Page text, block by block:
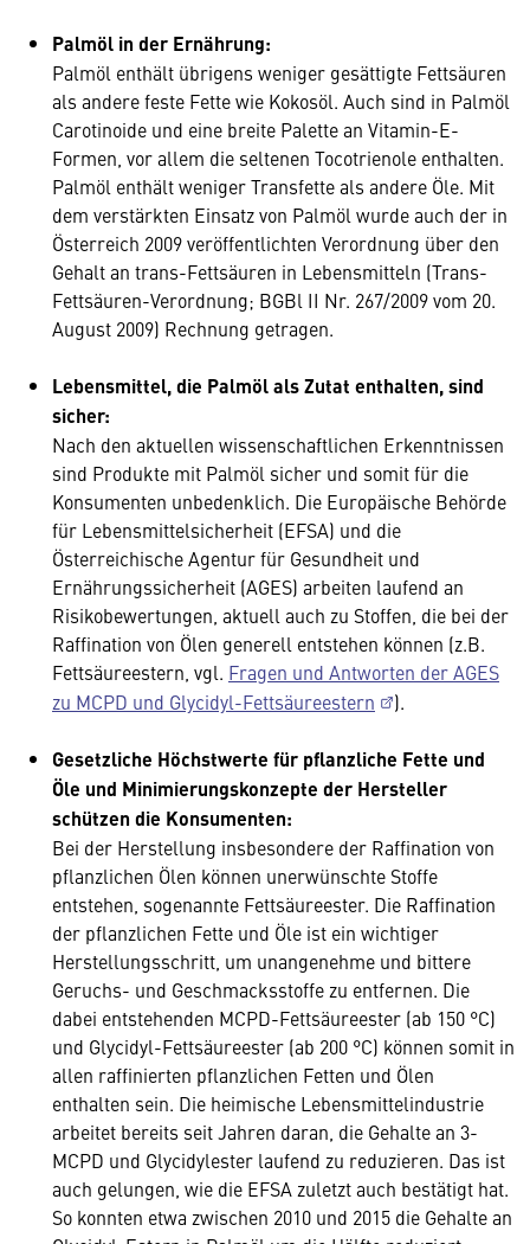
Palmöl in der Ernährung:
Palmöl enthält übrigens weniger gesättigte Fettsäuren
als andere feste Fette wie Kokosöl. Auch sind in Palmöl
Carotinoide und eine breite Palette an Vitamin-E-
Formen, vor allem die seltenen Tocotrienole enthalten.
Palmöl enthält weniger Transfette als andere Öle. Mit
dem verstärkten Einsatz von Palmöl wurde auch der in
Österreich 2009 veröffentlichten Verordnung über den
Gehalt an trans-Fettsäuren in Lebensmitteln (Trans-
Fettsäuren-Verordnung; BGBl II Nr. 267/2009 vom 20.
August 2009) Rechnung getragen.
Lebensmittel, die Palmöl als Zutat enthalten, sind
sicher:
Nach den aktuellen wissenschaftlichen Erkenntnissen
sind Produkte mit Palmöl sicher und somit für die
Konsumenten unbedenklich. Die Europäische Behörde
für Lebensmittelsicherheit (EFSA) und die
Österreichische Agentur für Gesundheit und
Ernährungssicherheit (AGES) arbeiten laufend an
Risikobewertungen, aktuell auch zu Stoffen, die bei der
Raffination von Ölen generell entstehen können (z.B.
Fettsäureestern, vgl. Fragen und Antworten der AGES
zu MCPD und Glycidyl-Fettsäureestern
).
Gesetzliche Höchstwerte für pflanzliche Fette und
Öle und Minimierungskonzepte der Hersteller
schützen die Konsumenten:
Bei der Herstellung insbesondere der Raffination von
pflanzlichen Ölen können unerwünschte Stoffe
entstehen, sogenannte Fettsäureester. Die Raffination
der pflanzlichen Fette und Öle ist ein wichtiger
Herstellungsschritt, um unangenehme und bittere
Geruchs- und Geschmacksstoffe zu entfernen. Die
dabei entstehenden MCPD-Fettsäureester (ab 150 °C)
und Glycidyl-Fettsäureester (ab 200 °C) können somit in
allen raffinierten pflanzlichen Fetten und Ölen
enthalten sein. Die heimische Lebensmittelindustrie
arbeitet bereits seit Jahren daran, die Gehalte an 3-
MCPD und Glycidylester laufend zu reduzieren. Das ist
auch gelungen, wie die EFSA zuletzt auch bestätigt hat.
So konnten etwa zwischen 2010 und 2015 die Gehalte an